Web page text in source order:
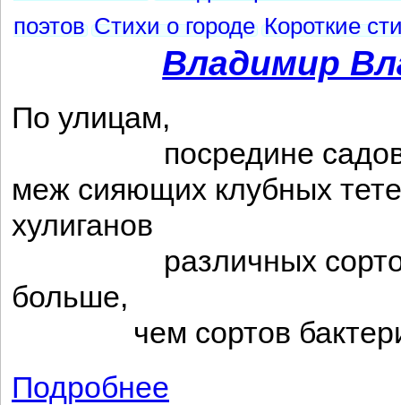
поэтов Стихи о городе Короткие
Владимир
По улицам,
посредине
меж сияющих клубных
хулиганов
различных
больше,
чем сортов
Подробнее